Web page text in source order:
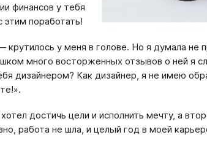
финансов у тебя
поработать!
у меня в голове. Но я думала не
много восторженных отзывов о ней я
дизайнером? Как дизайнер, я не имею
достичь цели и исполнить мечту, а
работа не шла, и целый год в моей